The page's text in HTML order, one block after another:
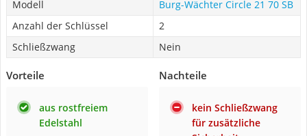
Modell
Burg-Wächter Circle 21 70 SB
Anzahl der Schlüssel
2
Schließzwang
Nein
Vorteile
aus rostfreiem
Edelstahl
Nachteile
kein Schließzwang
für zusätzliche